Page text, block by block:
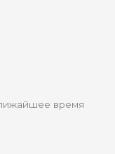
время